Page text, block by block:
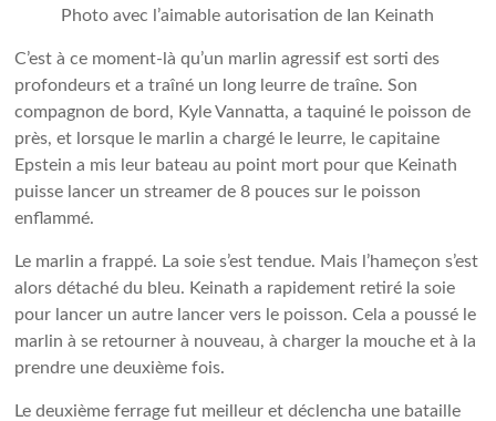
Photo avec l’aimable autorisation de Ian Keinath
C’est à ce moment-là qu’un marlin agressif est sorti des
profondeurs et a traîné un long leurre de traîne. Son
compagnon de bord, Kyle Vannatta, a taquiné le poisson de
près, et lorsque le marlin a chargé le leurre, le capitaine
Epstein a mis leur bateau au point mort pour que Keinath
puisse lancer un streamer de 8 pouces sur le poisson
enflammé.
Le marlin a frappé. La soie s’est tendue. Mais l’hameçon s’est
alors détaché du bleu. Keinath a rapidement retiré la soie
pour lancer un autre lancer vers le poisson. Cela a poussé le
marlin à se retourner à nouveau, à charger la mouche et à la
prendre une deuxième fois.
Le deuxième ferrage fut meilleur et déclencha une bataille